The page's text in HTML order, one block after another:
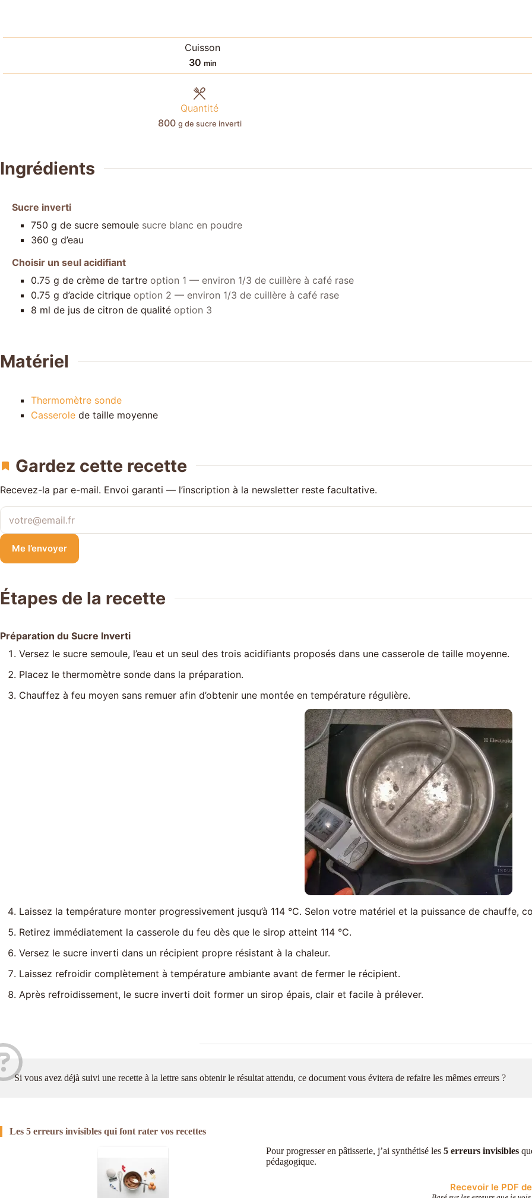
Cuisson
30minutes
min
Quantité
800 g de sucre inverti
Ingrédients
Sucre inverti
750 g de sucre semoule sucre blanc en poudre
360 g d’eau
Choisir un seul acidifiant
0.75 g de crème de tartre option 1 — environ 1/3 de cuillère à café rase
0.75 g d’acide citrique option 2 — environ 1/3 de cuillère à café rase
8 ml de jus de citron de qualité option 3
Matériel
Thermomètre sonde
Casserole de taille moyenne
Gardez cette recette
Recevez-la par e-mail. Envoi garanti — l’inscription à la newsletter reste facultative.
Votre adresse e-mail
Me l’envoyer
Étapes de la recette
Préparation du Sucre Inverti
Versez le sucre semoule, l’eau et un seul des trois acidifiants proposés dans une casserole de taille moyenne.
Placez le thermomètre sonde dans la préparation.
Chauffez à feu moyen sans remuer afin d’obtenir une montée en température régulière.
Laissez la température monter progressivement jusqu’à 114 °C. Selon votre matériel et la puissance de chauffe,
Retirez immédiatement la casserole du feu dès que le sirop atteint 114 °C.
Versez le sucre inverti dans un récipient propre résistant à la chaleur.
Laissez refroidir complètement à température ambiante avant de fermer le récipient.
Après refroidissement, le sucre inverti doit former un sirop épais, clair et facile à prélever.
Si vous avez déjà suivi une recette à la lettre sans obtenir le résultat attendu, ce document vous évitera de refaire les mêmes erreurs ?
Les 5 erreurs invisibles qui font rater vos recettes
Pour progresser en pâtisserie, j’ai synthétisé les 5 erreurs invisibles
pédagogique.
Recevoir le PDF